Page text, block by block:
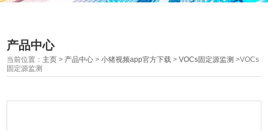
产品中心
当前位置： 主页 > 产品中心 >小猪视频app官方下载 >VOCs固定源监测 >VOCs
固定源监测